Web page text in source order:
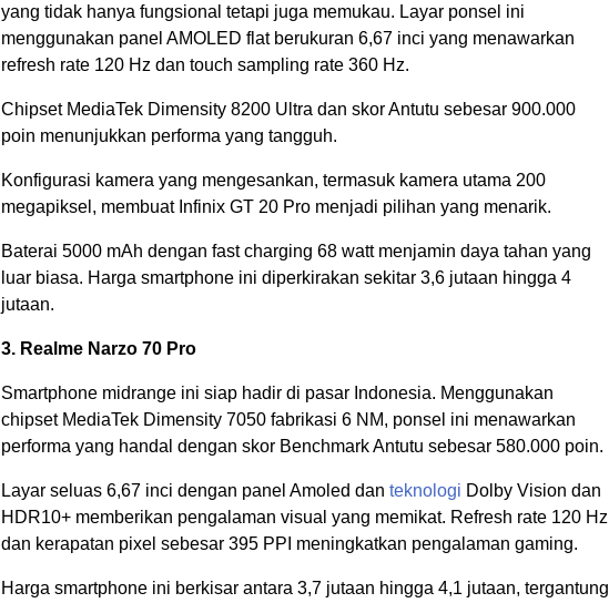
yang tidak hanya fungsional tetapi juga memukau. Layar ponsel ini
menggunakan panel AMOLED flat berukuran 6,67 inci yang menawarkan
refresh rate 120 Hz dan touch sampling rate 360 Hz.
Chipset MediaTek Dimensity 8200 Ultra dan skor Antutu sebesar 900.000
poin menunjukkan performa yang tangguh.
Konfigurasi kamera yang mengesankan, termasuk kamera utama 200
megapiksel, membuat Infinix GT 20 Pro menjadi pilihan yang menarik.
Baterai 5000 mAh dengan fast charging 68 watt menjamin daya tahan yang
luar biasa. Harga smartphone ini diperkirakan sekitar 3,6 jutaan hingga 4
jutaan.
3. Realme Narzo 70 Pro
Smartphone midrange ini siap hadir di pasar Indonesia. Menggunakan
chipset MediaTek Dimensity 7050 fabrikasi 6 NM, ponsel ini menawarkan
performa yang handal dengan skor Benchmark Antutu sebesar 580.000 poin.
Layar seluas 6,67 inci dengan panel Amoled dan teknologi Dolby Vision dan
HDR10+ memberikan pengalaman visual yang memikat. Refresh rate 120 Hz
dan kerapatan pixel sebesar 395 PPI meningkatkan pengalaman gaming.
Harga smartphone ini berkisar antara 3,7 jutaan hingga 4,1 jutaan, tergantung